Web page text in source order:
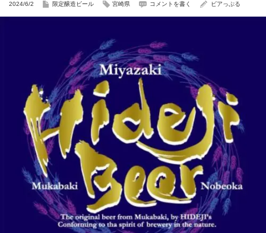
2024/6/2 限定醸造ビール 宮崎県 コメントを書く ビアっぷる